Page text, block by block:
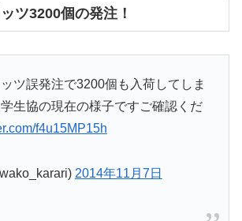
ツ3200個の発注！
ツ誤発注で3200個も入荷してしま
生協の現在の様子ですご確認くだ
f4u15MP15h
2014年11月7日